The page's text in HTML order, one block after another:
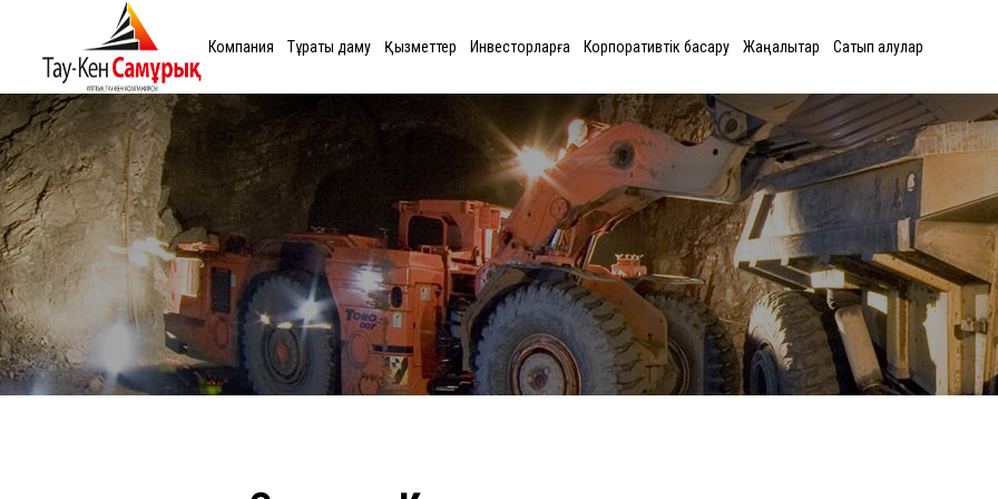
Компания Тұрақты даму Қызметтер Инвесторларға Корпоративтік басқару Жаңалықтар Сатып алулар